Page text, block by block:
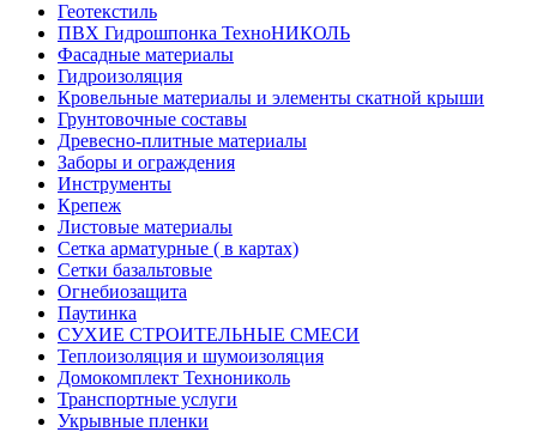
Геотекстиль
ПВХ Гидрошпонка ТехноНИКОЛЬ
Фасадные материалы
Гидроизоляция
Кровельные материалы и элементы скатной крыши
Грунтовочные составы
Древесно-плитные материалы
Заборы и ограждения
Инструменты
Крепеж
Листовые материалы
Сетка арматурные ( в картах)
Сетки базальтовые
Огнебиозащита
Паутинка
СУХИЕ СТРОИТЕЛЬНЫЕ СМЕСИ
Теплоизоляция и шумоизоляция
Домокомплект Технониколь
Транспортные услуги
Укрывные пленки